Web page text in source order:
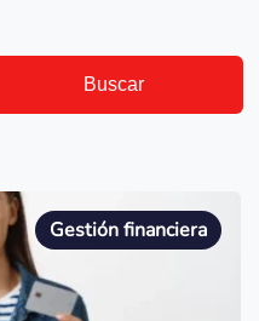
Buscar
Gestión financiera